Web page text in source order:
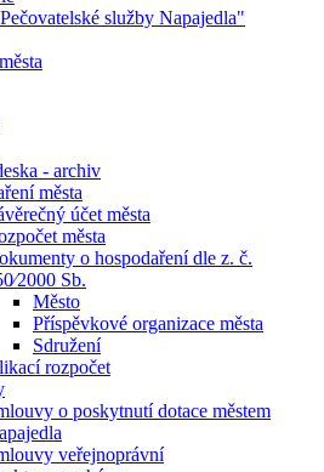
služby Napajedla"
- archiv
města
účet města
města
o hospodaření dle z. č.
Sb.
Město
Příspěvkové organizace města
Sdružení
rozpočet
o poskytnutí dotace městem
veřejnoprávní